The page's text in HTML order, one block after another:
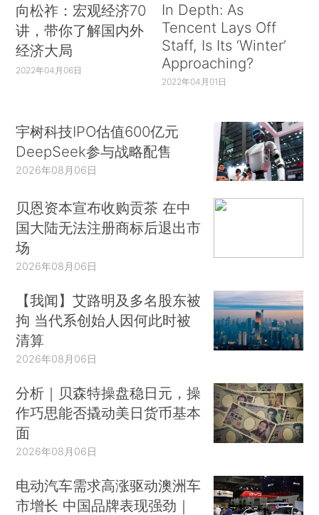
向松祚：宏观经济70
讲，带你了解国内外
经济大局
2022年04月06日
In Depth: As
Tencent Lays Off
Staff, Is Its ‘Winter’
Approaching?
2022年04月01日
宇树科技IPO估值600亿元
DeepSeek参与战略配售
2026年08月06日
贝恩资本宣布收购贡茶 在中
国大陆无法注册商标后退出市
场
2026年08月06日
【我闻】艾路明及多名股东被
拘 当代系创始人因何此时被
清算
2026年08月06日
分析｜贝森特操盘稳日元，操
作巧思能否撬动美日货币基本
面
2026年08月06日
电动汽车需求高涨驱动澳洲车
市增长 中国品牌表现强劲｜